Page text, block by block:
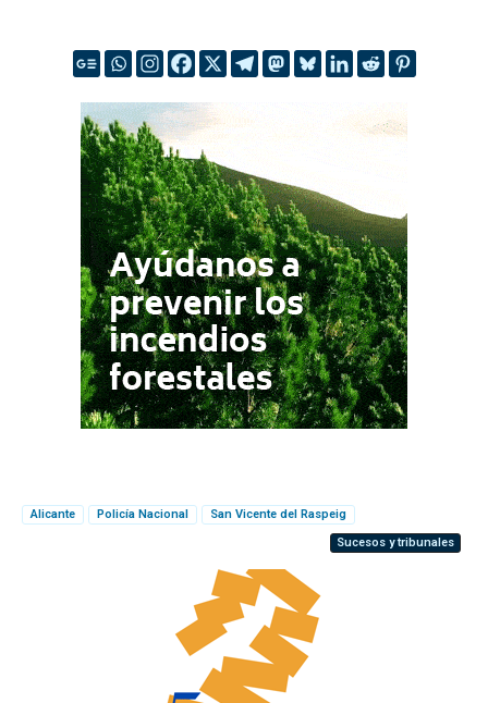
Alicante Policía Nacional
San Vicente del Raspeig
Sucesos y tribunales